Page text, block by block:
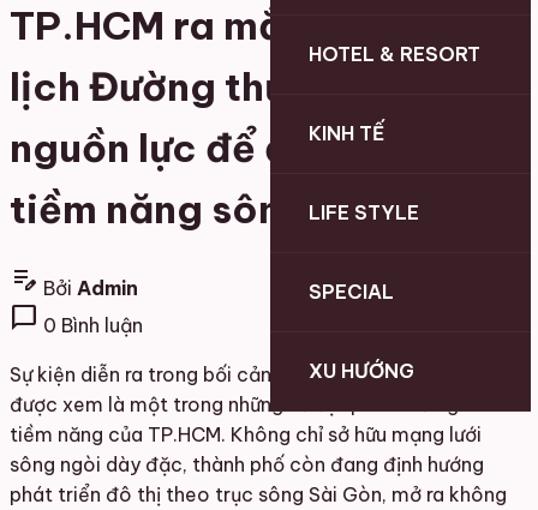
HOTEL & RESORT
KINH TẾ
LIFE STYLE
SPECIAL
XU HƯỚNG
TP.HCM ra mắt Chi hội Du
lịch Đường thủy: Kết nối
nguồn lực để đánh thức
tiềm năng sông nước
edit_note Bởi Admin
chat_bubble 0 Bình luận
Sự kiện diễn ra trong bối cảnh du lịch đường thủy đang
được xem là một trong những dư địa phát triển giàu
tiềm năng của TP.HCM. Không chỉ sở hữu mạng lưới
sông ngòi dày đặc, thành phố còn đang định hướng
phát triển đô thị theo trục sông Sài Gòn, mở ra không